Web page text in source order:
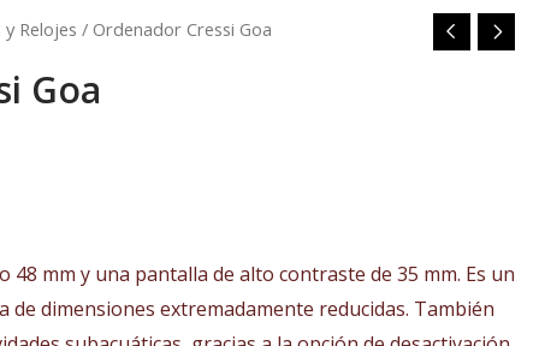
Relojes / Ordenador Cressi Goa
Goa
48 mm y una pantalla de alto contraste de 35 mm. Es un
dimensiones extremadamente reducidas. También